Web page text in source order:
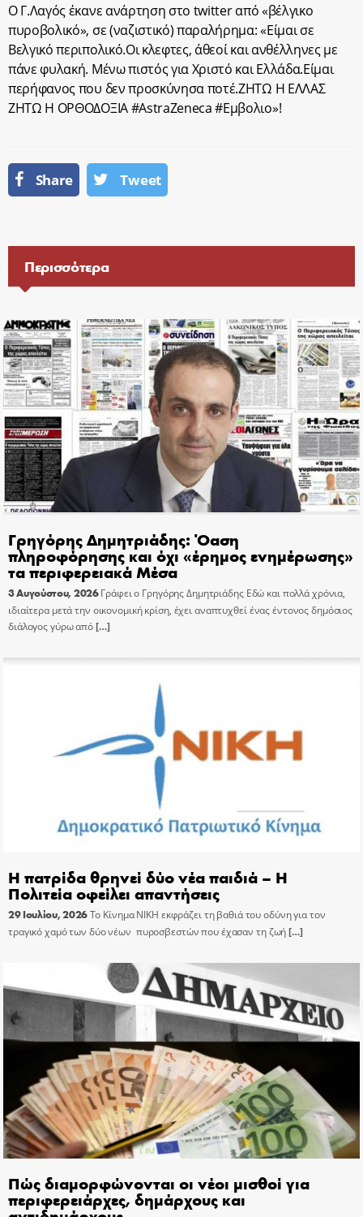
Ο Γ.Λαγός έκανε ανάρτηση στo twitter από «βέλγικο
πυροβολικό», σε (ναζιστικό) παραλήρημα: «Είμαι σε
Βελγικό περιπολικό.Οι κλεφτες, άθεοί και ανθέλληνες με
πάνε φυλακή. Μένω πιστός για Χριστό και Ελλάδα.Είμαι
περήφανος που δεν προσκύνησα ποτέ.ΖΗΤΩ Η ΕΛΛΑΣ
ΖΗΤΩ Η ΟΡΘΟΔΟΞΙΑ #AstraZeneca #Εμβολιο»!
Share Tweet
Περισσότερα
Γρηγόρης Δημητριάδης: Όαση
πληροφόρησης και όχι «έρημος ενημέρωσης»
τα περιφερειακά Μέσα
3 Αυγούστου, 2026 Γράφει ο Γρηγόρης Δημητριάδης Εδώ και πολλά χρόνια,
ιδιαίτερα μετά την οικονομική κρίση, έχει αναπτυχθεί ένας έντονος δημόσιος
διάλογος γύρω από[…]
Η πατρίδα θρηνεί δύο νέα παιδιά – Η
Πολιτεία οφείλει απαντήσεις
29 Ιουλίου, 2026Το Κίνημα ΝΙΚΗ εκφράζει τη βαθιά του οδύνη για τον
τραγικό χαμό των δύο νέων πυροσβεστών που έχασαν τη ζωή[…]
Πώς διαμορφώνονται οι νέοι μισθοί για
περιφερειάρχες, δημάρχους και